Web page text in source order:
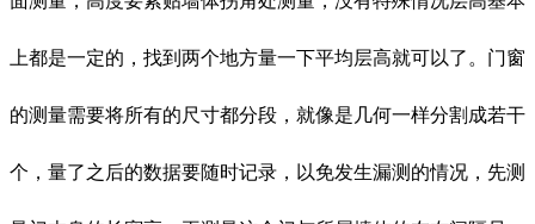
上都是一定的，找到两个地方量一下平均层高就可以了。门窗
的测量需要将所有的尺寸都分段，就像是几何一样分割成若干
个，量了之后的数据要随时记录，以免发生漏测的情况，先测